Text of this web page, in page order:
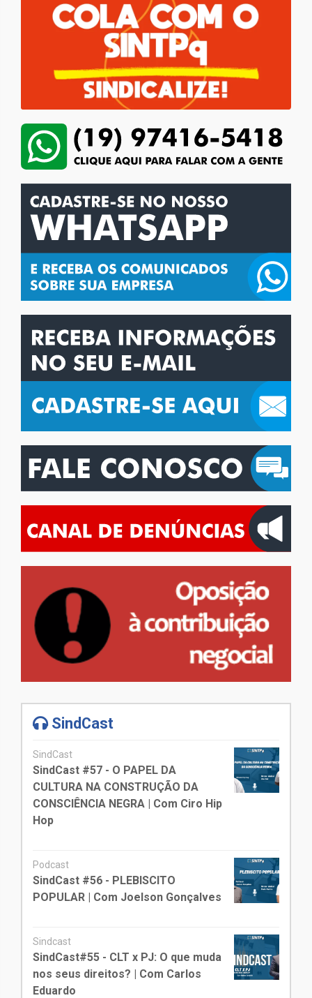
SindCast
SindCast
SindCast #57 - O PAPEL DA
CULTURA NA CONSTRUÇÃO DA
CONSCIÊNCIA NEGRA | Com Ciro Hip
Hop
Podcast
SindCast #56 - PLEBISCITO
POPULAR | Com Joelson Gonçalves
Sindcast
SindCast#55 - CLT x PJ: O que muda
nos seus direitos? | Com Carlos
Eduardo